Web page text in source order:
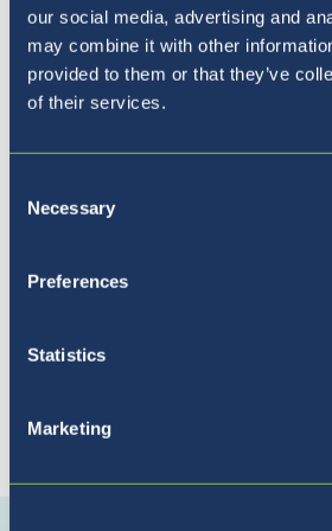
our social media, advertising and
may combine it with other
provided to them or that they’ve
of their services.
Selection
Necessary
Preferences
Statistics
Marketing
BISL